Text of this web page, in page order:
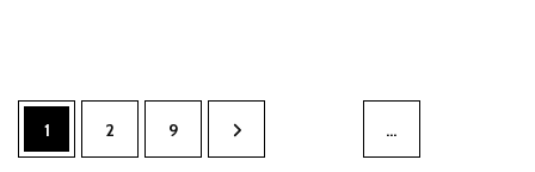
Seitennummerierung
der
Seite
1 Seite
2 …
Seite
9